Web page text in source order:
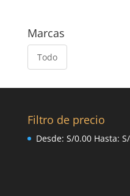
Marcas
Todo
Filtro de precio
Desde: S/0.00Hasta: S/